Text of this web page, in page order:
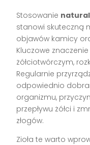
Stosowanie
stanowi skuteczną
objawów kamicy
Kluczowe
żółciotwórczym,
Regularnie
odpowiednio
organizmu,
przepływu żółci i
złogów.
Zioła te warto